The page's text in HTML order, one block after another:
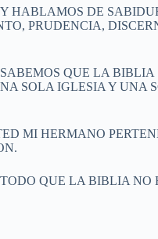
Y HABLAMOS DE
PRUDENCIA,
QUE LA BIBLIA
SOLA IGLESIA Y UNA
MI HERMANO
QUE LA BIBLIA NO